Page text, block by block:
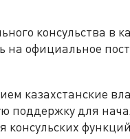
консульства в
на официальное
казахстанские
поддержку для
консульских